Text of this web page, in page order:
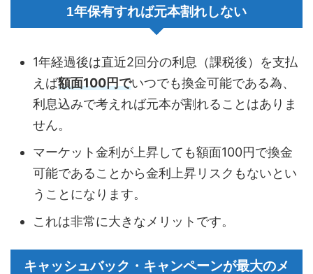
1年保有すれば元本割れしない
1年経過後は直近2回分の利息（課税後）を支払
えば額面100円でいつでも換金可能である為、
利息込みで考えれば元本が割れることはありま
せん。
マーケット金利が上昇しても額面100円で換金
可能であることから金利上昇リスクもないとい
うことになります。
これは非常に大きなメリットです。
キャッシュバック・キャンペーンが最大のメ